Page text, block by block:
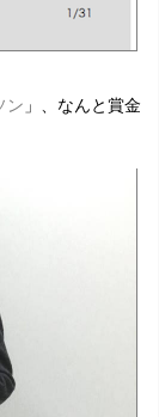
ン 」、なんと賞金